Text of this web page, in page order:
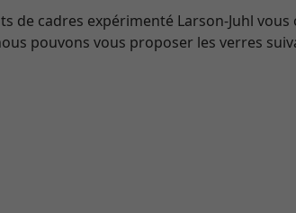
de cadres expérimenté Larson-Juhl
pouvons vous proposer les verres